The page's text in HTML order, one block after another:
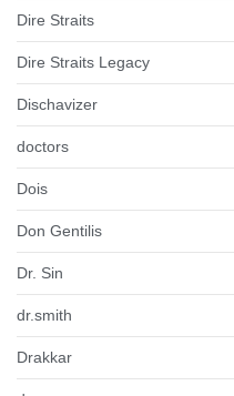
Dire Straits
Dire Straits Legacy
Dischavizer
doctors
Dois
Don Gentilis
Dr. Sin
dr.smith
Drakkar